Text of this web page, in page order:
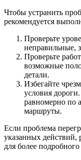
Чтобы устранить
рекомендуется
Проверьте
неправильные,
Проверьте
возможные
детали.
Избегайте
условия
равномерно по
маршруты.
Если проблема
указанных действий,
для более